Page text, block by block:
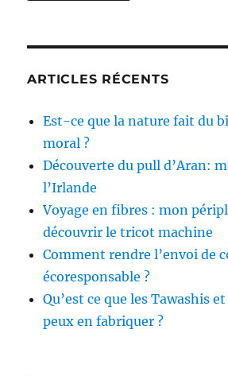
ARTICLES RÉCENTS
Est-ce que la nature fait du
moral ?
Découverte du pull d’Aran:
l’Irlande
Voyage en fibres : mon
découvrir le tricot machine
Comment rendre l’envoi de
écoresponsable ?
Qu’est ce que les Tawashis
peux en fabriquer ?